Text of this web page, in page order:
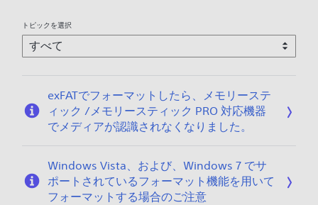
トピックを選択
exFATでフォーマットしたら、メモリーステ
ィック /メモリースティック PRO 対応機器
でメディアが認識されなくなりました。
Windows Vista、および、Windows 7 でサ
ポートされているフォーマット機能を用いて
フォーマットする場合のご注意